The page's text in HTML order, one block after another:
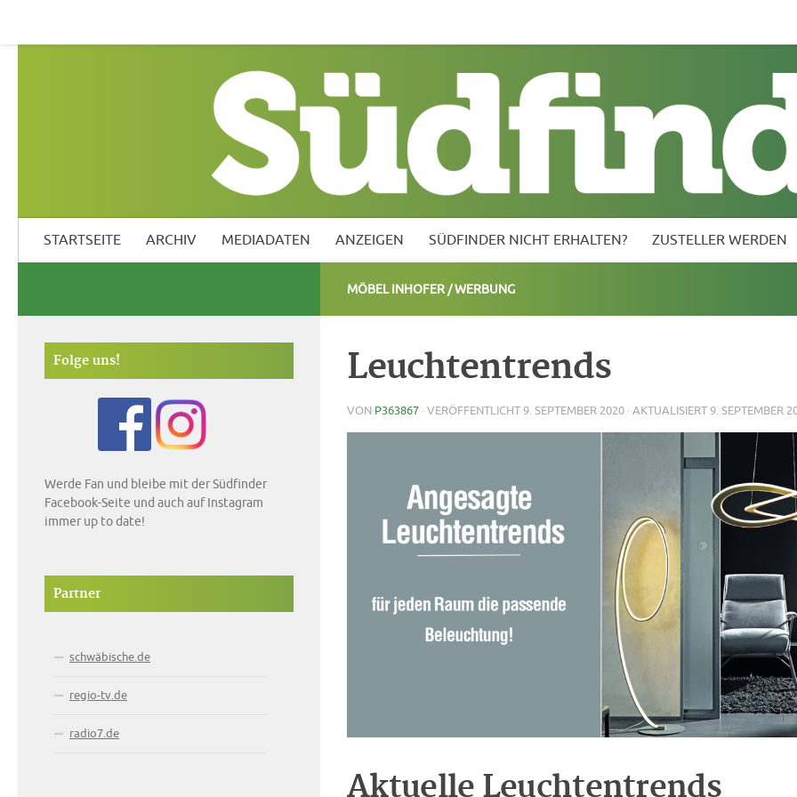
STARTSEITE ARCHIV MEDIADATEN ANZEIGEN SÜDFINDER NICHT ERHALTEN? ZUSTELLER WERDEN
MÖBEL INHOFER/WERBUNG
Leuchtentrends
VON P363867 · VERÖFFENTLICHT9. SEPTEMBER 2020 · AKTUALISIERT9. SEPTEMBER
Aktuelle Leuchtentrends
Folge uns!
Werde Fan und bleibe mit der Südfinder
Facebook-Seite und auch auf Instagram
immer up to date!
Partner
schwäbische.de
regio-tv.de
radio7.de